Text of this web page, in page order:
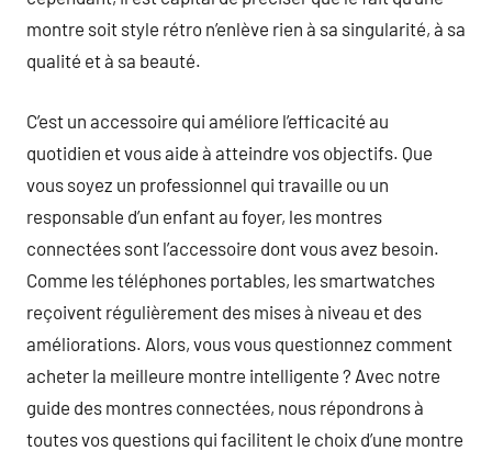
montre soit style rétro n’enlève rien à sa singularité, à sa
qualité et à sa beauté.
C’est un accessoire qui améliore l’efficacité au
quotidien et vous aide à atteindre vos objectifs. Que
vous soyez un professionnel qui travaille ou un
responsable d’un enfant au foyer, les montres
connectées sont l’accessoire dont vous avez besoin.
Comme les téléphones portables, les smartwatches
reçoivent régulièrement des mises à niveau et des
améliorations. Alors, vous vous questionnez comment
acheter la meilleure montre intelligente ? Avec notre
guide des montres connectées, nous répondrons à
toutes vos questions qui facilitent le choix d’une montre